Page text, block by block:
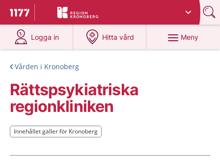
Till startsidan för 1177
Du har valt region
Logga in
på 1177.se
Hitta vård
på 1177.se
Meny
Vården i Kronoberg
Rättspsykiatriska
regionkliniken
Innehållet gäller för Kronoberg
Innehållet gäller för Kronoberg